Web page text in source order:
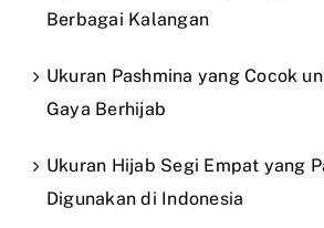
Berbagai Kalangan
Ukuran Pashmina yang Cocok
Gaya Berhijab
Ukuran Hijab Segi Empat yang
Digunakan di Indonesia